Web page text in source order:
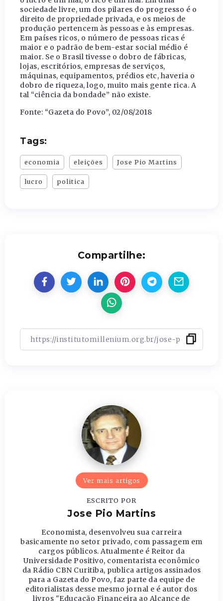
sociedade livre, um dos pilares do progresso é o
direito de propriedade privada, e os meios de
produção pertencem às pessoas e às empresas.
Em países ricos, o número de pessoas ricas é
maior e o padrão de bem-estar social médio é
maior. Se o Brasil tivesse o dobro de fábricas,
lojas, escritórios, empresas de serviços,
máquinas, equipamentos, prédios etc, haveria o
dobro de riqueza, logo, muito mais gente rica. A
tal “ciência da bondade” não existe.
Fonte: “Gazeta do Povo”, 02/08/2018
Tags:
economia eleições Jose Pio Martins
lucro politica
Compartilhe:
Ver mais artigos
ESCRITO POR
Jose Pio Martins
Economista, desenvolveu sua carreira
basicamente no setor privado, com passagem em
cargos públicos. Atualmente é Reitor da
Universidade Positivo, comentarista econômico
da Rádio CBN Curitiba, publica artigos assinados
para a Gazeta do Povo, faz parte da equipe de
editorialistas desse mesmo jornal e é autor dos
livros "Educação Financeira ao Alcance de